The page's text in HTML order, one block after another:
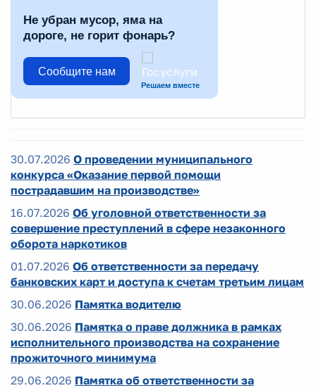
Не убран мусор, яма на
дороге, не горит фонарь?
Сообщите нам
Решаем вместе
30.07.2026 О проведении муниципального
конкурса «Оказание первой помощи
пострадавшим на производстве»
16.07.2026 Об уголовной ответственности за
совершение преступлений в сфере незаконного
оборота наркотиков
01.07.2026 Об ответственности за передачу
банковских карт и доступа к счетам третьим лицам
30.06.2026 Памятка водителю
30.06.2026 Памятка о праве должника в рамках
исполнительного производства на сохранение
прожиточного минимума
29.06.2026 Памятка об ответственности за